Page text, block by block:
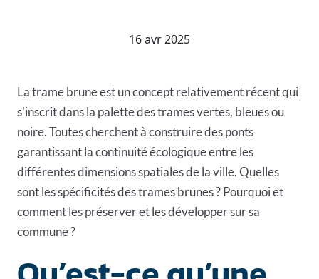
16 avr 2025
La trame brune est un concept relativement récent qui
s'inscrit dans la palette des trames vertes, bleues ou
noire. Toutes cherchent à construire des ponts
garantissant la continuité écologique entre les
différentes dimensions spatiales de la ville. Quelles
sont les spécificités des trames brunes ? Pourquoi et
comment les préserver et les développer sur sa
commune ?